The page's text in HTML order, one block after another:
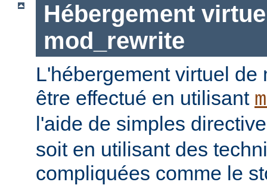
Hébergement
mod_rewrite
L'hébergement virtuel de
être effectué en utilisant
l'aide de simples
soit en utilisant des
compliquées comme le